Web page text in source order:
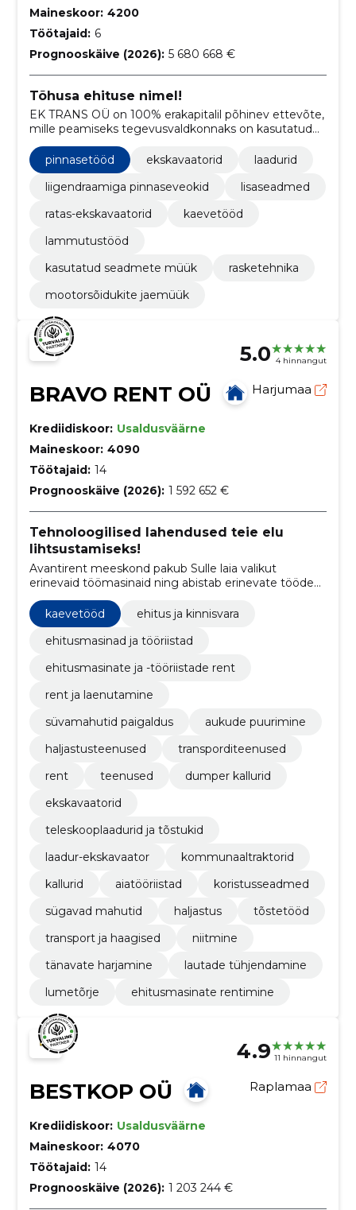
Maineskoor: 4200
Töötajaid: 6
Prognooskäive (2026): 5 680 668 €
Tõhusa ehituse nimel!
EK TRANS OÜ on 100% erakapitalil põhinev ettevõte,
mille peamiseks tegevusvaldkonnaks on kasutatud
rasketehnika ost ja müük.
pinnasetööd
ekskavaatorid
laadurid
liigendraamiga pinnaseveokid
lisaseadmed
ratas-ekskavaatorid
kaevetööd
lammutustööd
kasutatud seadmete müük
rasketehnika
mootorsõidukite jaemüük
5.0 4 hinnangut
BRAVO RENT OÜ Harjumaa
Krediidiskoor: Usaldusväärne
Maineskoor: 4090
Töötajaid: 14
Prognooskäive (2026): 1 592 652 €
Tehnoloogilised lahendused teie elu
lihtsustamiseks!
Avantirent meeskond pakub Sulle laia valikut
erinevaid töömasinaid ning abistab erinevate tööde
tegemisel, kus on vaja spetsialisti.
kaevetööd
ehitus ja kinnisvara
ehitusmasinad ja tööriistad
ehitusmasinate ja -tööriistade rent
rent ja laenutamine
süvamahutid paigaldus
aukude puurimine
haljastusteenused
transporditeenused
rent
teenused
dumper kallurid
ekskavaatorid
teleskooplaadurid ja tõstukid
laadur-ekskavaator
kommunaaltraktorid
kallurid
aiatööriistad
koristusseadmed
sügavad mahutid
haljastus
tõstetööd
transport ja haagised
niitmine
tänavate harjamine
lautade tühjendamine
lumetõrje
ehitusmasinate rentimine
4.9 11 hinnangut
BESTKOP OÜ Raplamaa
Krediidiskoor: Usaldusväärne
Maineskoor: 4070
Töötajaid: 14
Prognooskäive (2026): 1 203 244 €